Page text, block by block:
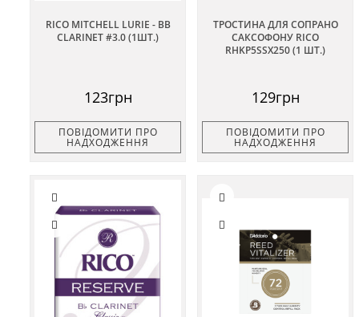
RICO MITCHELL LURIE - BB
CLARINET #3.0 (1ШТ.)
123грн
ПОВІДОМИТИ ПРО
НАДХОДЖЕННЯ
ТРОСТИНА ДЛЯ СОПРАНО
САКСОФОНУ RICO
RHKP5SSX250 (1 ШТ.)
129грн
ПОВІДОМИТИ ПРО
НАДХОДЖЕННЯ